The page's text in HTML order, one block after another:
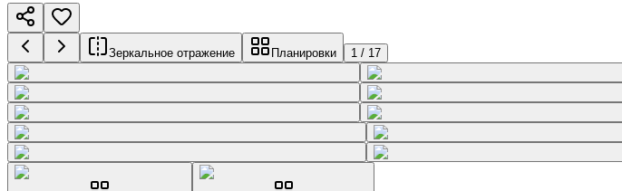
Зеркальное отражение Планировки 1 / 17